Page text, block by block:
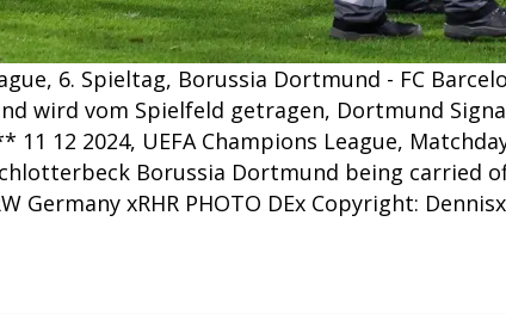
6. Spieltag, Borussia Dortmund - FC
wird vom Spielfeld getragen, Dortmund
11 12 2024, UEFA Champions League,
Borussia Dortmund being carried
Germany xRHR PHOTO DEx Copyright: